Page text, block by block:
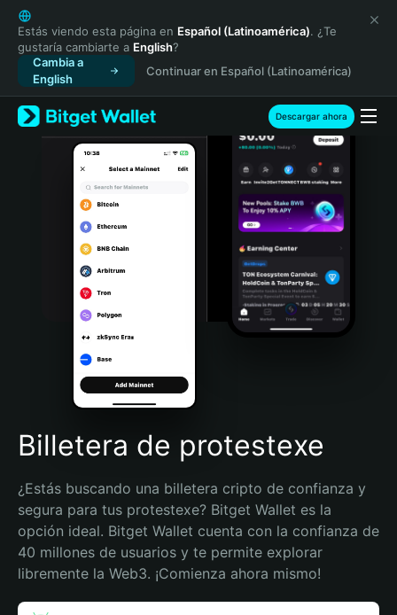
English
日本語
Tiếng Việt
Русский
Español (Latinoamérica)
Türkçe
Italiano
Português (Portugal)
Bahasa Indonesia
Português (Brasil)
Español (Argentina)
Estás viendo esta página en Español (Latinoamérica). ¿Te
gustaría cambiarte a English?
Cambia a
English
Continuar en Español (Latinoamérica)
Descargar ahora
Billetera de protestexe
¿Estás buscando una billetera cripto de confianza y
segura para tus protestexe? Bitget Wallet es la
opción ideal. Bitget Wallet cuenta con la confianza de
40 millones de usuarios y te permite explorar
libremente la Web3. ¡Comienza ahora mismo!